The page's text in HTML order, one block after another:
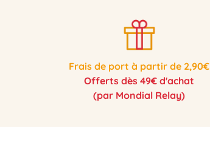
Frais de port à partir de 2,90€
Offerts dès 49€ d'achat
(par Mondial Relay)